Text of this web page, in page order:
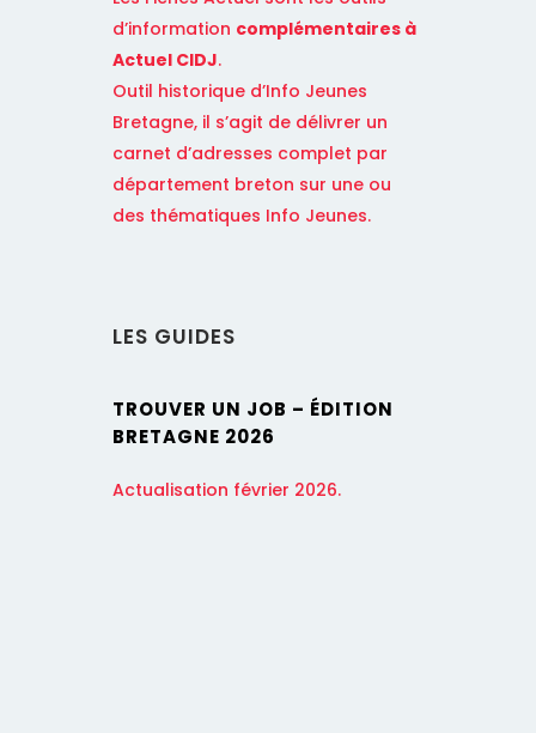
d’information complémentaires à
Actuel CIDJ.
Outil historique d’Info Jeunes
Bretagne, il s’agit de délivrer un
carnet d’adresses complet par
département breton sur une ou
des thématiques Info Jeunes.
LES GUIDES
TROUVER UN JOB – ÉDITION
BRETAGNE 2026
Actualisation février 2026.